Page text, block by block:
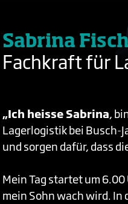
Sabrina
Fachkraft für
„Ich heisse Sabrina,
Lagerlogistik bei Busch-
und sorgen dafür, dass
Mein Tag startet um
mein Sohn wach wird. In